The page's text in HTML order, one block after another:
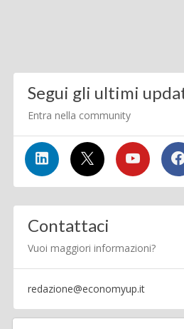
Segui gli ultimi
Entra nella community
Contattaci
Vuoi maggiori informazioni?
redazione@economyup.it